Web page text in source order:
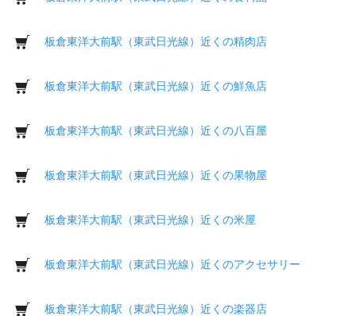
板倉東洋大前駅（東武日光線）近くの精肉店
板倉東洋大前駅（東武日光線）近くの鮮魚店
板倉東洋大前駅（東武日光線）近くの八百屋
板倉東洋大前駅（東武日光線）近くの果物屋
板倉東洋大前駅（東武日光線）近くの米屋
板倉東洋大前駅（東武日光線）近くのアクセサリー
板倉東洋大前駅（東武日光線）近くの楽器店